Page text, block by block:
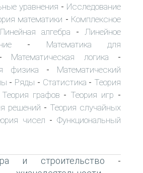
уравнения - Исследование
математики - Комплексное
Линейная алгебра -
Линейное
- Математика для
Математическая логика -
физика - Математический
- Ряды - Статистика - Теория
Теория графов - Теория игр -
решений - Теория случайных
чисел -Функциональный
и строительство -